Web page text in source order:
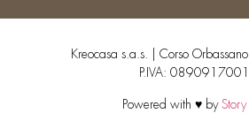
Kreocasa s.a.s. | Corso
P.IVA:
Powered with ♥ by